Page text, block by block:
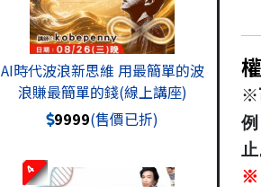
AI時代波浪新思維 用最簡單的波
浪賺最簡單的錢(線上講座)
9999(售價已折)
4
※
止
※